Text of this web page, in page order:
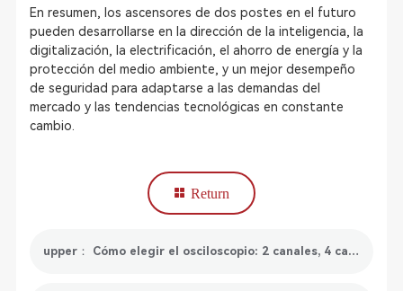
En resumen, los ascensores de dos postes en el futuro
pueden desarrollarse en la dirección de la inteligencia, la
digitalización, la electrificación, el ahorro de energía y la
protección del medio ambiente, y un mejor desempeño
de seguridad para adaptarse a las demandas del
mercado y las tendencias tecnológicas en constante
cambio.
Return
upper： Cómo elegir el osciloscopio: 2 canales, 4 canales u 8 canales